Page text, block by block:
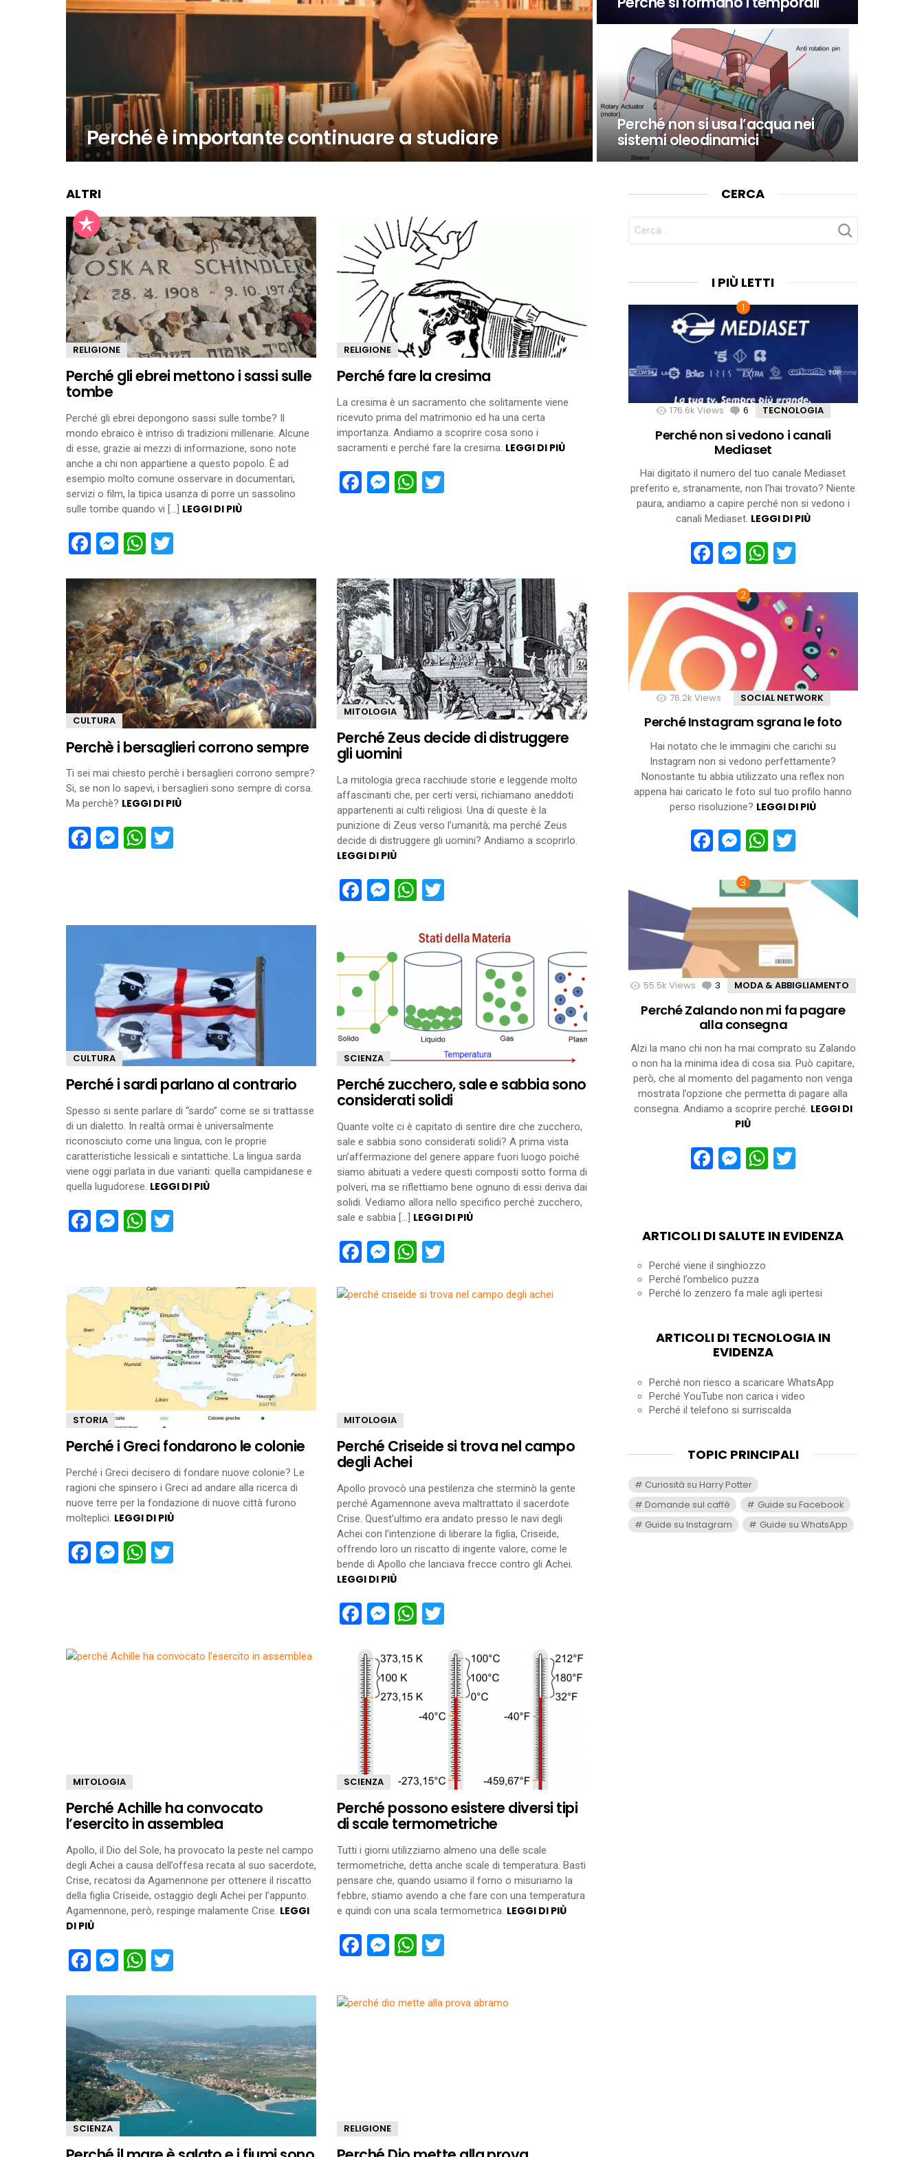
Perché è importante continuare a studiare Perché non si usa l’acqua nei
sistemi oleodinamici
ALTRI
RELIGIONE
Perché gli ebrei mettono i sassi sulle
tombe
Perché gli ebrei depongono sassi sulle tombe? Il
mondo ebraico è intriso di tradizioni millenarie. Alcune
di esse, grazie ai mezzi di informazione, sono note
anche a chi non appartiene a questo popolo. È ad
esempio molto comune osservare in documentari,
servizi o film, la tipica usanza di porre un sassolino
sulle tombe quando vi […] LEGGI DI PIÙ
Facebook
Messenger
WhatsApp
RELIGIONE
Perché fare la cresima
La cresima è un sacramento che solitamente viene
ricevuto prima del matrimonio ed ha una certa
importanza. Andiamo a scoprire cosa sono i
sacramenti e perché fare la cresima. LEGGI DI PIÙ
Facebook
Messenger
WhatsApp
CULTURA
Perchè i bersaglieri corrono sempre
Ti sei mai chiesto perchè i bersaglieri corrono sempre?
Si, se non lo sapevi, i bersaglieri sono sempre di corsa.
Ma perchè? LEGGI DI PIÙ
Facebook
Messenger
WhatsApp
MITOLOGIA
Perché Zeus decide di distruggere
gli uomini
La mitologia greca racchiude storie e leggende molto
affascinanti che, per certi versi, richiamano aneddoti
appartenenti ai culti religiosi. Una di queste è la
punizione di Zeus verso l’umanità; ma perché Zeus
decide di distruggere gli uomini? Andiamo a scoprirlo.
LEGGI DI PIÙ
Facebook
Messenger
WhatsApp
CULTURA
Perché i sardi parlano al contrario
Spesso si sente parlare di “sardo” come se si trattasse
di un dialetto. In realtà ormai è universalmente
riconosciuto come una lingua, con le proprie
caratteristiche lessicali e sintattiche. La lingua sarda
viene oggi parlata in due varianti: quella campidanese e
quella lugudorese. LEGGI DI PIÙ
Facebook
Messenger
WhatsApp
SCIENZA
Perché zucchero, sale e sabbia sono
considerati solidi
Quante volte ci è capitato di sentire dire che zucchero,
sale e sabbia sono considerati solidi? A prima vista
un’affermazione del genere appare fuori luogo poiché
siamo abituati a vedere questi composti sotto forma di
polveri, ma se riflettiamo bene ognuno di essi deriva dai
solidi. Vediamo allora nello specifico perché zucchero,
sale e sabbia […] LEGGI DI PIÙ
Facebook
Messenger
WhatsApp
STORIA
Perché i Greci fondarono le colonie
Perché i Greci decisero di fondare nuove colonie? Le
ragioni che spinsero i Greci ad andare alla ricerca di
nuove terre per la fondazione di nuove città furono
molteplici. LEGGI DI PIÙ
Facebook
Messenger
WhatsApp
MITOLOGIA
Perché Criseide si trova nel campo
degli Achei
Apollo provocò una pestilenza che sterminò la gente
perché Agamennone aveva maltrattato il sacerdote
Crise. Quest’ultimo era andato presso le navi degli
Achei con l’intenzione di liberare la figlia, Criseide,
offrendo loro un riscatto di ingente valore, come le
bende di Apollo che lanciava frecce contro gli Achei.
LEGGI DI PIÙ
Facebook
Messenger
WhatsApp
MITOLOGIA
Perché Achille ha convocato
l’esercito in assemblea
Apollo, il Dio del Sole, ha provocato la peste nel campo
degli Achei a causa dell’offesa recata al suo sacerdote,
Crise, recatosi da Agamennone per ottenere il riscatto
della figlia Criseide, ostaggio degli Achei per l’appunto.
Agamennone, però, respinge malamente Crise. LEGGI
DI PIÙ
Facebook
Messenger
WhatsApp
SCIENZA
Perché possono esistere diversi tipi
di scale termometriche
Tutti i giorni utilizziamo almeno una delle scale
termometriche, detta anche scale di temperatura. Basti
pensare che, quando usiamo il forno o misuriamo la
febbre, stiamo avendo a che fare con una temperatura
e quindi con una scala termometrica. LEGGI DI PIÙ
Facebook
Messenger
WhatsApp
SCIENZA RELIGIONE
CERCA
PER:
I PIÙ LETTI
176.6k Views 6 Comments
TECNOLOGIA
Perché non si vedono i canali
Mediaset
Hai digitato il numero del tuo canale Mediaset
preferito e, stranamente, non l’hai trovato? Niente
paura, andiamo a capire perché non si vedono i
canali Mediaset. LEGGI DI PIÙ
Facebook
Messenger
WhatsApp
Twitter
76.2k Views SOCIAL NETWORK
Perché Instagram sgrana le foto
Hai notato che le immagini che carichi su
Instagram non si vedono perfettamente?
Nonostante tu abbia utilizzato una reflex non
appena hai caricato le foto sul tuo profilo hanno
perso risoluzione? LEGGI DI PIÙ
Facebook
Messenger
WhatsApp
55.5k Views 3 Comments
MODA & ABBIGLIAMENTO
Perché Zalando non mi fa pagare
alla consegna
Alzi la mano chi non ha mai comprato su Zalando
o non ha la minima idea di cosa sia. Può capitare,
però, che al momento del pagamento non venga
mostrata l’opzione che permetta di pagare alla
consegna. Andiamo a scoprire perché. LEGGI DI
PIÙ
Facebook
Messenger
WhatsApp
Twitter
ARTICOLI DI SALUTE IN EVIDENZA
Perché viene il singhiozzo
Perché l’ombelico puzza
Perché lo zenzero fa male agli ipertesi
ARTICOLI DI TECNOLOGIA IN
EVIDENZA
Perché non riesco a scaricare WhatsApp
Perché YouTube non carica i video
Perché il telefono si surriscalda
TOPIC PRINCIPALI
Curiosità su Harry Potter
Domande sul caffè
Guide su Facebook
Guide su Instagram
Guide su WhatsApp